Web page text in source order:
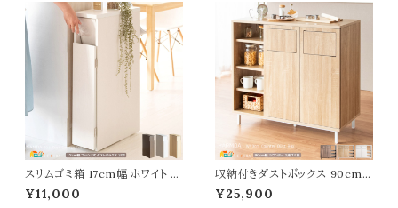
スリムゴミ箱 17cm幅 ホワイト ナ
チュラル ブラウン 白 茶色 ダスト
ボックス 隙間設置 キャスター付
¥11,000
収納付きダストボックス 90cm
幅 ブラウン ナチュラル ホワイト
2連タイプ 分別ごみ箱 プッシュ
¥25,900